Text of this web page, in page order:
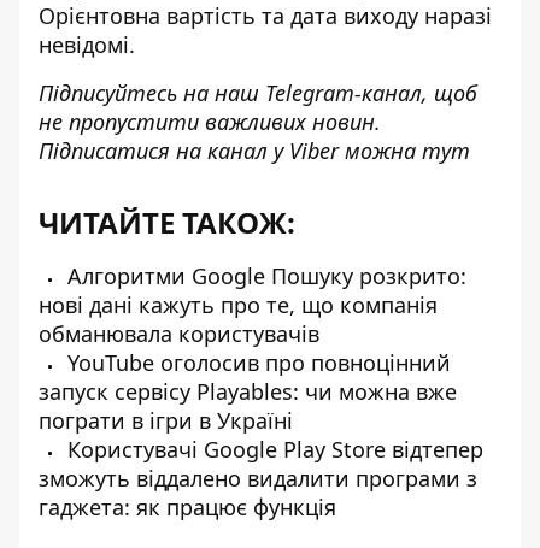
Орієнтовна вартість та дата виходу наразі
невідомі.
Підписуйтесь на наш Telegram-канал, щоб
не пропустити важливих новин.
Підписатися на канал у Viber можна тут
ЧИТАЙТЕ ТАКОЖ:
Алгоритми Google Пошуку розкрито:
нові дані кажуть про те, що компанія
обманювала користувачів
YouTube оголоcив про повноцінний
запуск сервісу Playables: чи можна вже
пограти в ігри в Україні
Користувачі Google Play Store відтепер
зможуть віддалено видалити програми з
гаджета: як працює функція